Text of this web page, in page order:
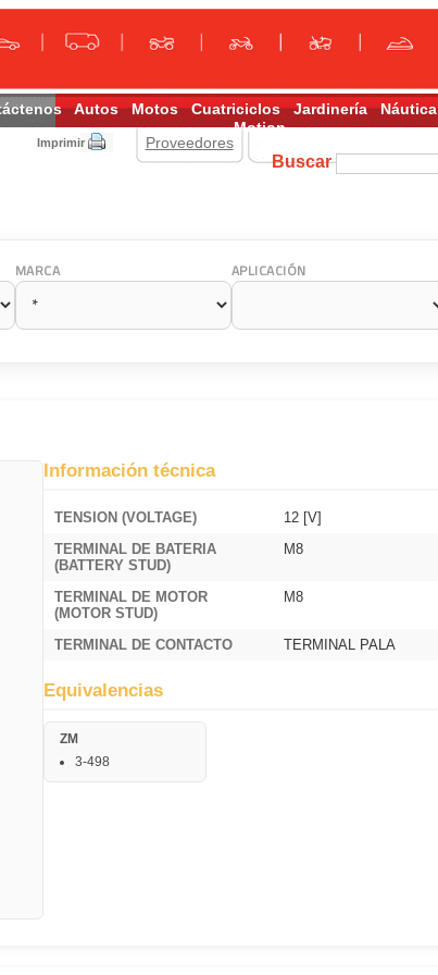
Autos Motos Cuatriciclos Jardinería Náutica
Motion
Imprimir Proveedores
Buscar
MARCA APLICACIÓN
Información técnica
TENSION (VOLTAGE)
12 [V]
TERMINAL DE BATERIA
(BATTERY STUD)
M8
TERMINAL DE MOTOR
(MOTOR STUD)
M8
TERMINAL DE CONTACTO TERMINAL PALA
Equivalencias
ZM
3-498